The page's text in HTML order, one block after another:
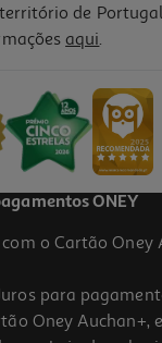
Ear Qilive Q1468 Verde
de
aqui.
ONEY
o Cartão Oney
para
Oney Auchan+,